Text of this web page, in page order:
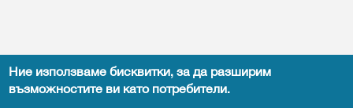
Ние използваме бисквитки, за да разширим
възможностите ви като потребители.